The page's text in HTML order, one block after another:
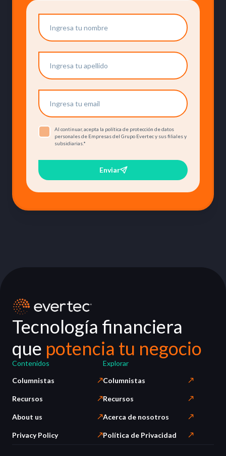
Al continuar, acepta la política de protección de datos
personales de Empresas del Grupo Evertec y sus filiales y
subsidiarias.*
Enviar
Tecnología financiera
que potencia tu negocio
Contenidos
Columnistas
Recursos
About us
Privacy Policy
Explorar
Columnistas
Recursos
Acerca de nosotros
Política de Privacidad